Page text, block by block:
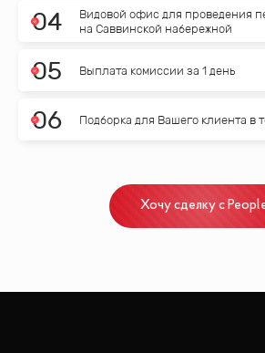
04
Видовой офис для проведения
на Саввинской набережной
05 Выплата комиссии за 1 день
06 Подборка для Вашего клиента в
Хочу сделку с